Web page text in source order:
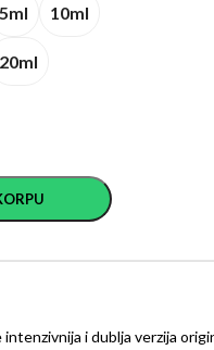
5ml 10ml
20ml
intenzivnija i dublja verzija